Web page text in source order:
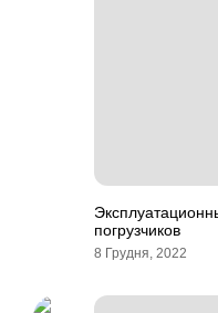
погрузчиков
8 Грудня, 2022